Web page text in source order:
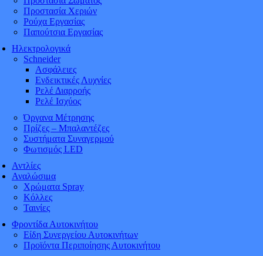
Προστασία Χεριών
Ρούχα Εργασίας
Παπούτσια Εργασίας
Ηλεκτρολογικά
Schneider
Ασφάλειες
Ενδεικτικές Λυχνίες
Ρελέ Διαρροής
Ρελέ Ισχύος
Όργανα Μέτρησης
Πρίζες – Μπαλαντέζες
Συστήματα Συναγερμού
Φωτισμός LED
Αντλίες
Αναλώσιμα
Χρώματα Spray
Κόλλες
Ταινίες
Φροντίδα Αυτοκινήτου
Είδη Συνεργείου Αυτοκινήτων
Προϊόντα Περιποίησης Αυτοκινήτου